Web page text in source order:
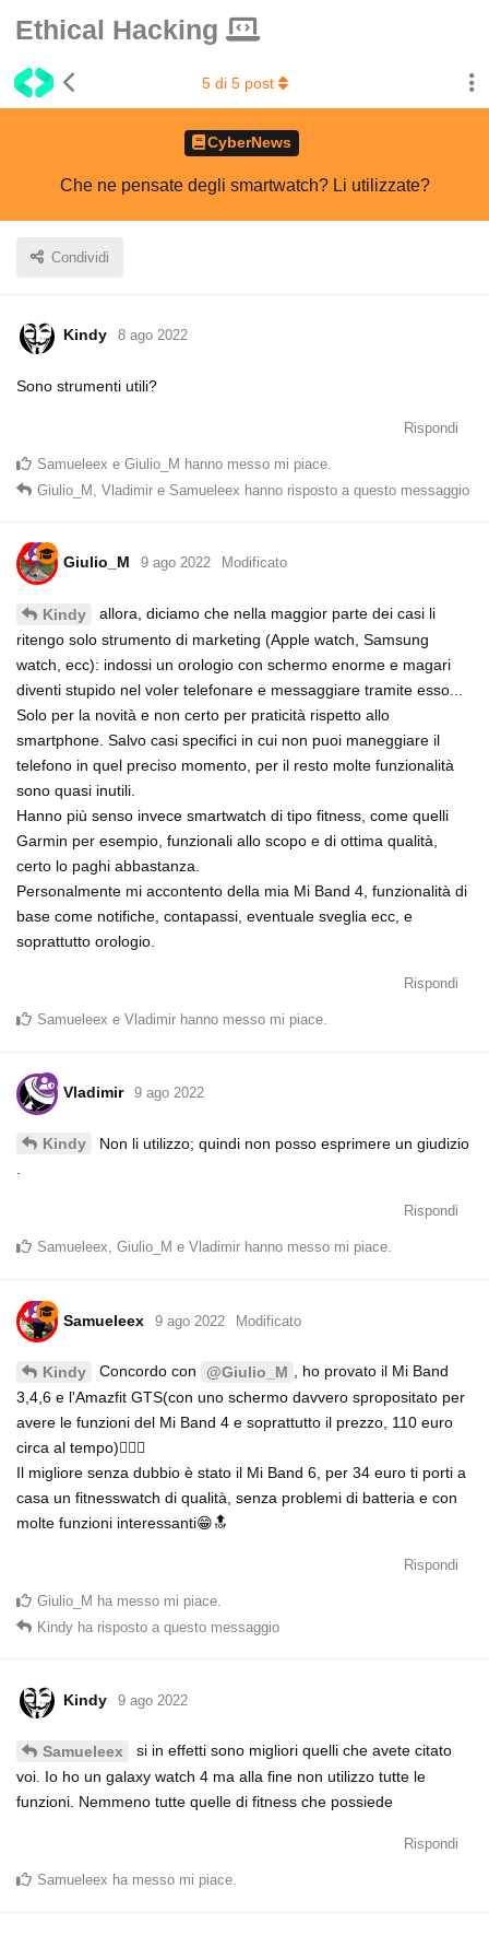
Ethical Hacking
CyberNews
Che ne pensate degli smartwatch? Li utilizzate?
Condividi
5di 5post
Kindy 8 ago 2022
Sono strumenti utili?
Rispondi
Samueleex e Giulio_M hanno messo mi piace
Giulio_M
Vladimir e Samueleex hanno risposto a questo messaggio
Giulio_M 9 ago 2022 Modificato
Kindy
allora, diciamo che nella maggior parte dei casi li
ritengo solo strumento di marketing (Apple watch, Samsung
watch, ecc): indossi un orologio con schermo enorme e magari
diventi stupido nel voler telefonare e messaggiare tramite esso...
Solo per la novità e non certo per praticità rispetto allo
smartphone. Salvo casi specifici in cui non puoi maneggiare il
telefono in quel preciso momento, per il resto molte funzionalità
sono quasi inutili.
Hanno più senso invece smartwatch di tipo fitness, come quelli
Garmin per esempio, funzionali allo scopo e di ottima qualità,
certo lo paghi abbastanza.
Personalmente mi accontento della mia Mi Band 4, funzionalità di
base come notifiche, contapassi, eventuale sveglia ecc, e
soprattutto orologio.
Rispondi
Samueleex e Vladimir hanno messo mi piace
Vladimir 9 ago 2022
Kindy
Non li utilizzo; quindi non posso esprimere un giudizio
.
Rispondi
Samueleex, Giulio_M e Vladimir hanno messo mi piace.
Samueleex 9 ago 2022 Modificato
Kindy Concordo con @Giulio_M , ho provato il Mi Band
3,4,6 e l'Amazfit GTS(con uno schermo davvero spropositato per
avere le funzioni del Mi Band 4 e soprattutto il prezzo, 110 euro
circa al tempo)🤦🏻‍♂️
Il migliore senza dubbio è stato il Mi Band 6, per 34 euro ti porti a
casa un fitnesswatch di qualità, senza problemi di batteria e con
molte funzioni interessanti😁🔝
Rispondi
Giulio_M ha messo mi piace.
Kindy ha risposto a questo messaggio
Kindy 9 ago 2022
Samueleex
si in effetti sono migliori quelli che avete citato
voi. Io ho un galaxy watch 4 ma alla fine non utilizzo tutte le
funzioni. Nemmeno tutte quelle di fitness che possiede
Rispondi
Samueleex ha messo mi piace